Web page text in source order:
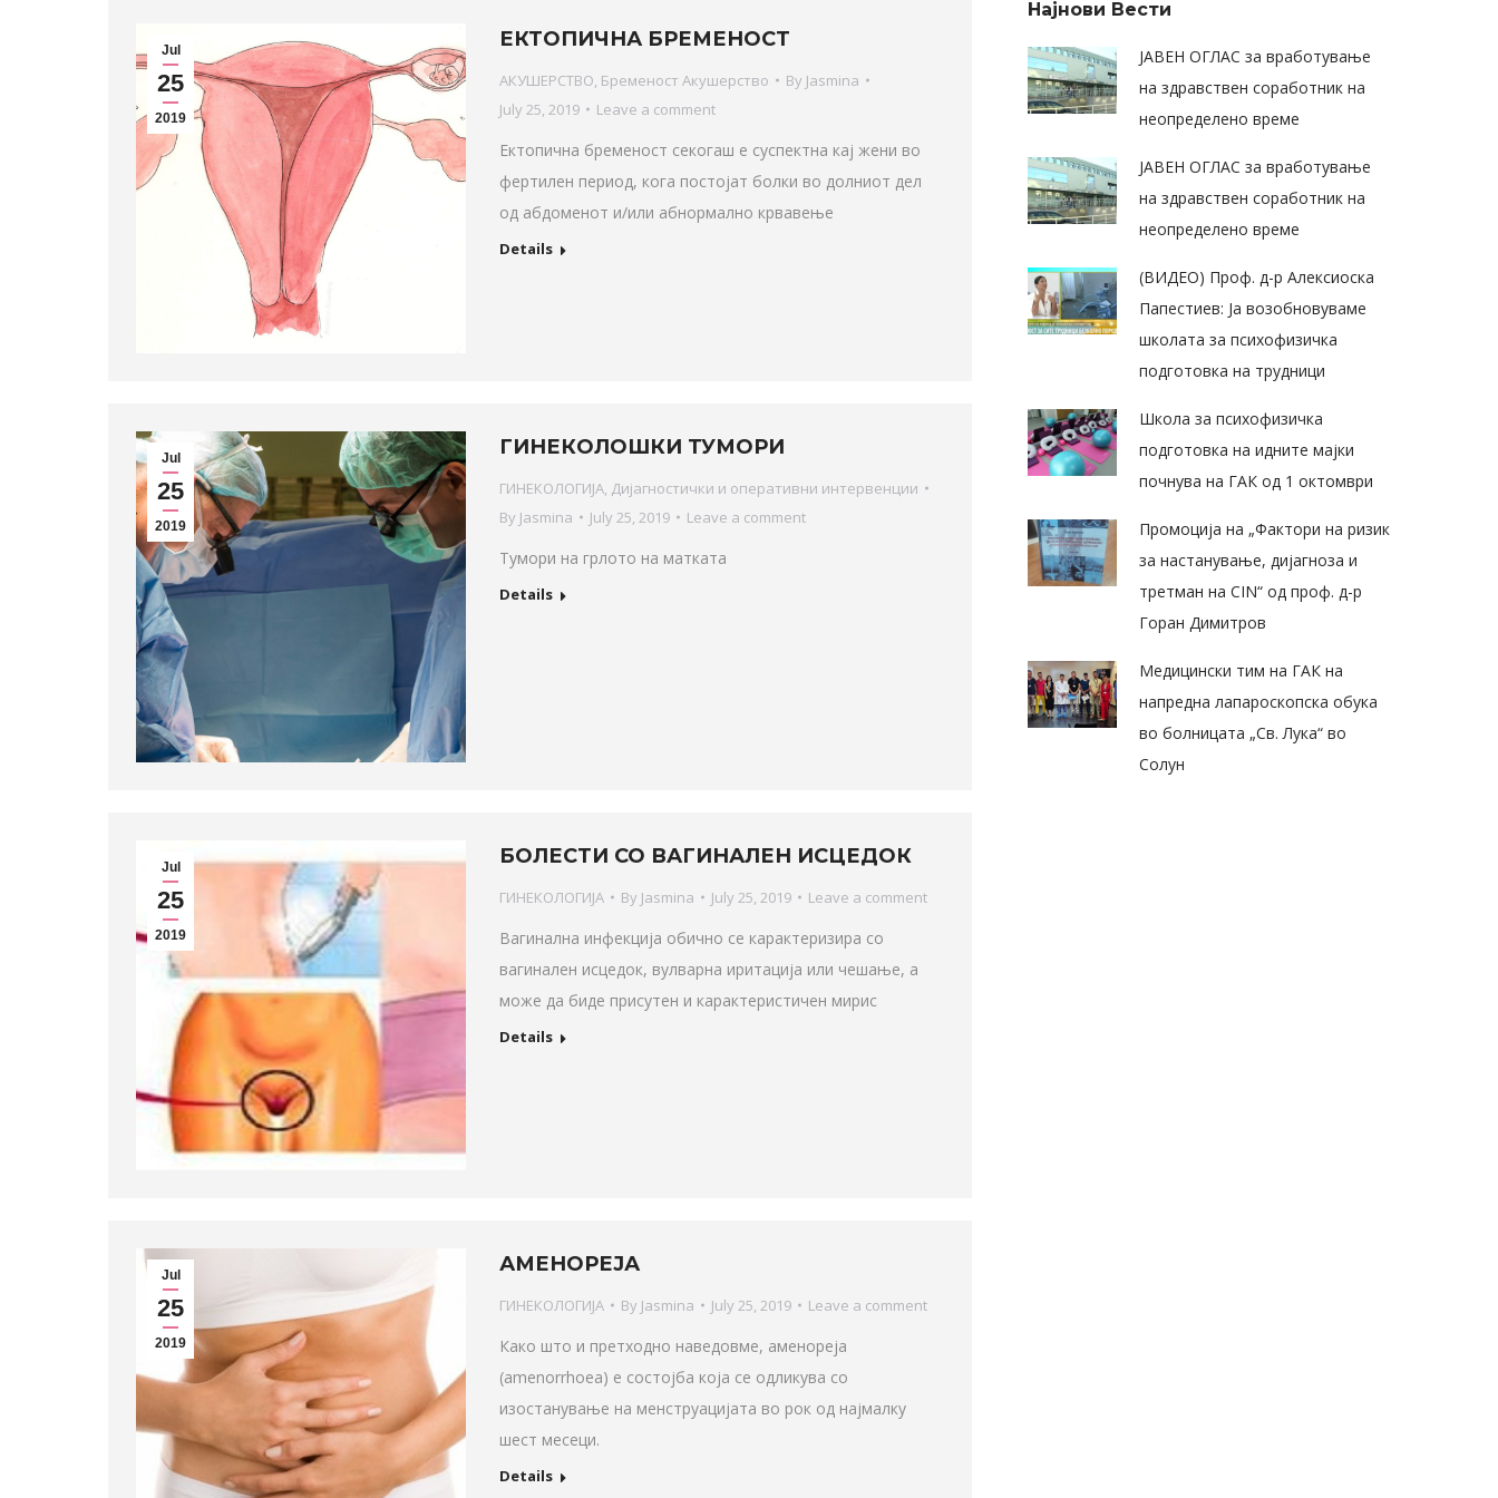
Jul
25
2019
ЕКТОПИЧНА БРЕМЕНОСТ
АКУШЕРСТВО, Бременост Акушерство By Jasmina
July 25, 2019
Leave a comment
Ектопична бременост секогаш е суспектна кај жени во
фертилен период, кога постојат болки во долниот дел
од абдоменот и/или абнормално крвавење
Details
Jul
25
2019
ГИНЕКОЛОШКИ ТУМОРИ
ГИНЕКОЛОГИЈА, Дијагностички и оперативни интервенции
By Jasmina July 25, 2019 Leave a comment
Тумори на грлото на матката
Details
Jul
25
2019
БОЛЕСТИ СО ВАГИНАЛЕН ИСЦЕДОК
ГИНЕКОЛОГИЈА By Jasmina July 25, 2019 Leave a comment
Вагинална инфекција обично се карактеризира со
вагинален исцедок, вулварна иритација или чешање, а
може да биде присутен и карактеристичен мирис
Details
Jul
25
2019
АМЕНОРЕЈА
ГИНЕКОЛОГИЈА By Jasmina July 25, 2019 Leave a comment
Како што и претходно наведовме, аменореја
(amenorrhoea) е состојба која се одликува со
изостанување на менструацијата во рок од најмалку
шест месеци.
Details
Најнови Вести
ЈАВЕН ОГЛАС за вработување
на здравствен соработник на
неопределено време
ЈАВЕН ОГЛАС за вработување
на здравствен соработник на
неопределено време
(ВИДЕО) Проф. д-р Алексиоска
Папестиев: Ја возобновуваме
школата за психофизичка
подготовка на трудници
Школа за психофизичка
подготовка на идните мајки
почнува на ГАК од 1 октомври
Промоција на „Фактори на ризик
за настанување, дијагноза и
третман на CIN“ од проф. д-р
Горан Димитров
Медицински тим на ГАК на
напредна лапароскопска обука
во болницата „Св. Лука“ во
Солун